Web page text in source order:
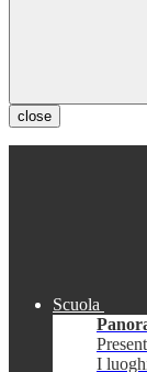
close
Scuola
I